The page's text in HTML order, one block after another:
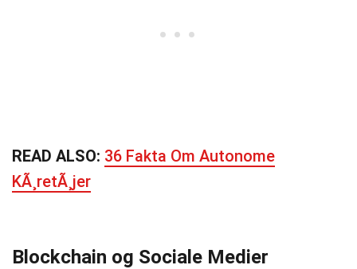
READ ALSO: 36 Fakta Om Autonome
KÃ¸retÃ¸jer
Blockchain og Sociale Medier